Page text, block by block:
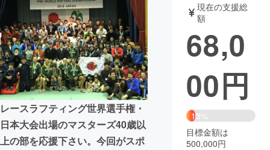
テクノロジー・ガジェット
映像・映画 書籍・雑誌
ビジネス・起業 チャレンジ
まちづくり・地域活性化
レースラフティング世界選手権・
日本大会出場のマスターズ40歳以
上の部を応援下さい。今回がスポ
現在の支援総
額
68,0
00円
13%
目標金額は
500,000円